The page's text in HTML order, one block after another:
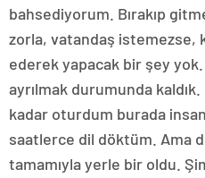
bahsediyorum. Bırakıp
zorla, vatandaş istemezse,
ederek yapacak bir şey
ayrılmak durumunda
kadar oturdum burada
saatlerce dil döktüm. Ama
tamamıyla yerle bir oldu.